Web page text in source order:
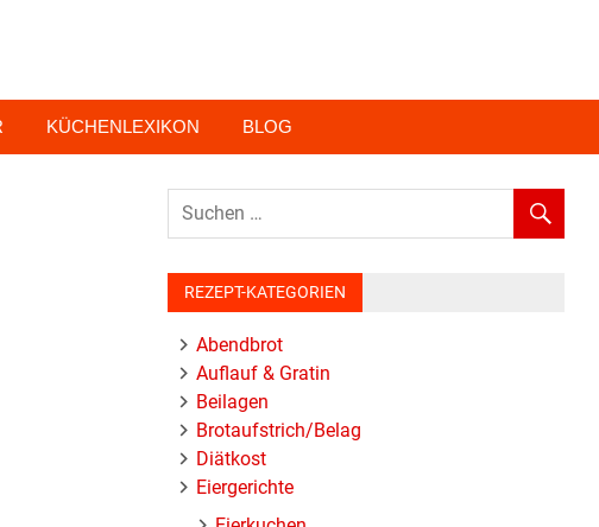
KÜCHENLEXIKON BLOG
REZEPT-KATEGORIEN
Abendbrot
Auflauf & Gratin
Beilagen
Brotaufstrich/Belag
Diätkost
Eiergerichte